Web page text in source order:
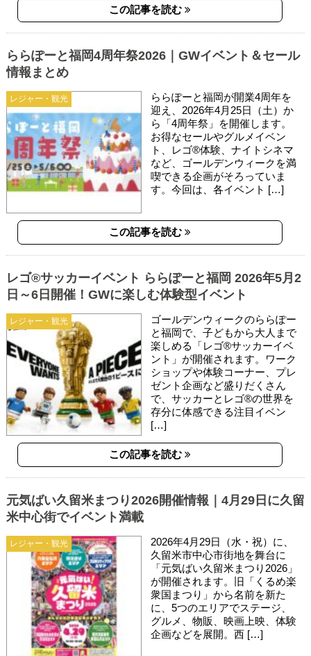
この記事を読む
レジャー・観光
ららぽーと福岡4周年祭2026｜GWイベント＆セール
情報まとめ
ららぽーと福岡が開業4周年を
迎え、2026年4月25日（土）か
ら「4周年祭」を開催します。
お得なセールやグルメイベン
ト、レゴ®体験、ナイトシネマ
など、ゴールデンウィークを満
喫できる企画がそろっていま
す。今回は、各イベント […]
この記事を読む
レジャー・観光
レゴ®サッカーイベント ららぽーと福岡 2026年5月2
日～6日開催！GWに楽しむ体験型イベント
ゴールデンウィークのららぽー
と福岡で、子どもから大人まで
楽しめる「レゴ®サッカーイベ
ント」が開催されます。ワーク
ショップや体験コーナー、プレ
ゼント企画など盛りだくさん
で、サッカーとレゴ®の世界を
存分に体感できる注目イベン
[…]
この記事を読む
レジャー・観光
元気ばい久留米まつり2026開催情報｜4月29日に久留
米中心街でイベント満載
2026年4月29日（水・祝）に、
久留米市中心市街地を舞台に
「元気ばい久留米まつり2026」
が開催されます。旧「くるめ楽
衆国まつり」から名前を新た
に、5つのエリアでステージ、
グルメ、物販、映画上映、体験
企画などを展開。西 […]